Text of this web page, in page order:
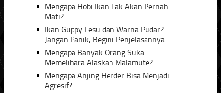
Mengapa Hobi Ikan Tak Akan Pernah
Mati?
Ikan Guppy Lesu dan Warna Pudar?
Jangan Panik, Begini Penjelasannya
Mengapa Banyak Orang Suka
Memelihara Alaskan Malamute?
Mengapa Anjing Herder Bisa Menjadi
Agresif?